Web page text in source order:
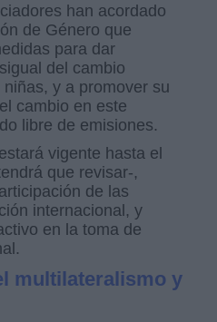
han acordado
de Género que
para dar
del cambio
y a promover su
cambio en este
libre de emisiones.
vigente hasta el
que revisar-,
de las
internacional, y
en la toma de
multilateralismo y